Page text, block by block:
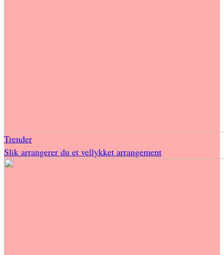
Trender
Slik arrangerer du et vellykket arrangement